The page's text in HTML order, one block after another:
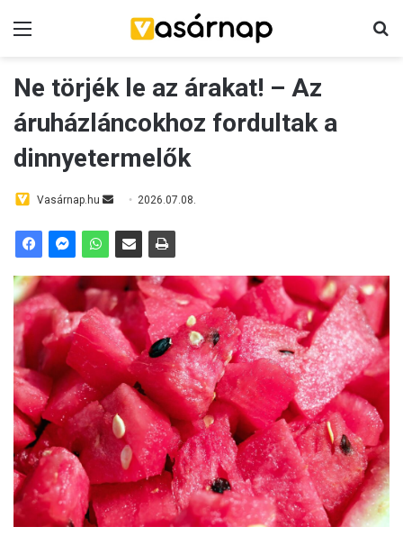
Ne törjék le az árakat! – Az
áruházláncokhoz fordultak a
dinnyetermelők
Vasárnap.hu
n
e
m
a
i
l
2026.07.08.